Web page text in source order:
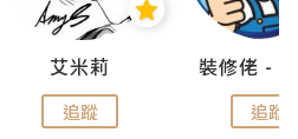
艾米莉
追蹤 追蹤